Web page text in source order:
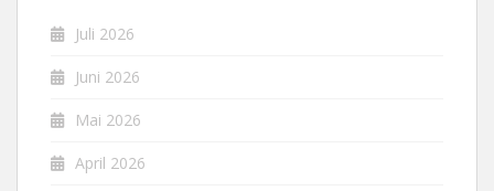
Juli 2026
Juni 2026
Mai 2026
April 2026